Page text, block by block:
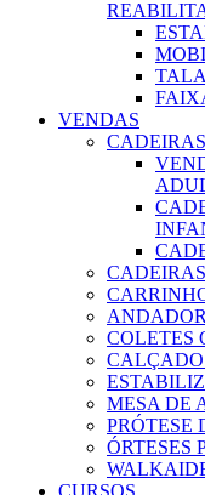
VENDAS
COLETES
MESA DE
PRÓTESE
ÓRTESES
CURSOS